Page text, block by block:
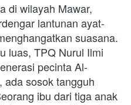
di wilayah Mawar,
lantunan ayat-
suasana.
luas, TPQ Nurul Ilmi
pecinta Al-
ada sosok tangguh
ibu dari tiga anak